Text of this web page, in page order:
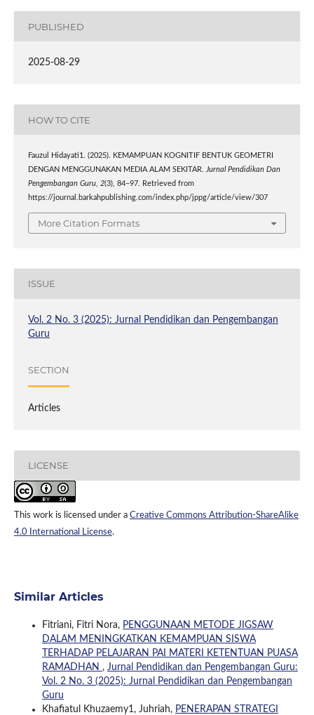
PUBLISHED
2025-08-29
HOW TO CITE
Fauzul Hidayati1. (2025). KEMAMPUAN KOGNITIF BENTUK GEOMETRI
DENGAN MENGGUNAKAN MEDIA ALAM SEKITAR. Jurnal Pendidikan Dan
Pengembangan Guru, 2(3), 84–97. Retrieved from
https://journal.barkahpublishing.com/index.php/jppg/article/view/307
More Citation Formats
ISSUE
Vol. 2 No. 3 (2025): Jurnal Pendidikan dan Pengembangan
Guru
SECTION
Articles
LICENSE
This work is licensed under a Creative Commons Attribution-ShareAlike
4.0 International License.
Similar Articles
Fitriani, Fitri Nora, PENGGUNAAN METODE JIGSAW
DALAM MENINGKATKAN KEMAMPUAN SISWA
TERHADAP PELAJARAN PAI MATERI KETENTUAN PUASA
RAMADHAN , Jurnal Pendidikan dan Pengembangan Guru:
Vol. 2 No. 3 (2025): Jurnal Pendidikan dan Pengembangan
Guru
Khafiatul Khuzaemy1, Juhriah, PENERAPAN STRATEGI